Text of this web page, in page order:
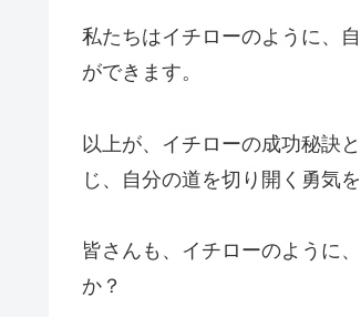
私たちはイチローのように、
ができます。
以上が、イチローの成功秘訣
じ、自分の道を切り開く勇気
皆さんも、イチローのように
か？